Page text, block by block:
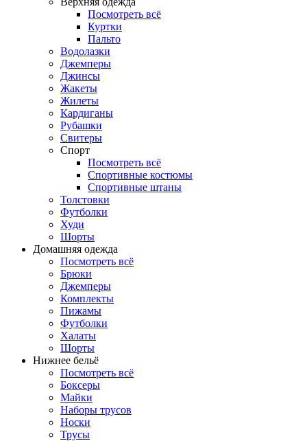
Посмотреть всё
Куртки
Пальто
Водолазки
Джемперы
Джинсы
Жакеты
Жилеты
Кардиганы
Рубашки
Свитеры
Спорт
Посмотреть всё
Спортивные костюмы
Спортивные штаны
Толстовки
Футболки
Худи
Шорты
Домашняя одежда
Посмотреть всё
Брюки
Джемперы
Комплекты
Пижамы
Футболки
Халаты
Шорты
Нижнее бельё
Посмотреть всё
Боксеры
Майки
Наборы трусов
Носки
Трусы